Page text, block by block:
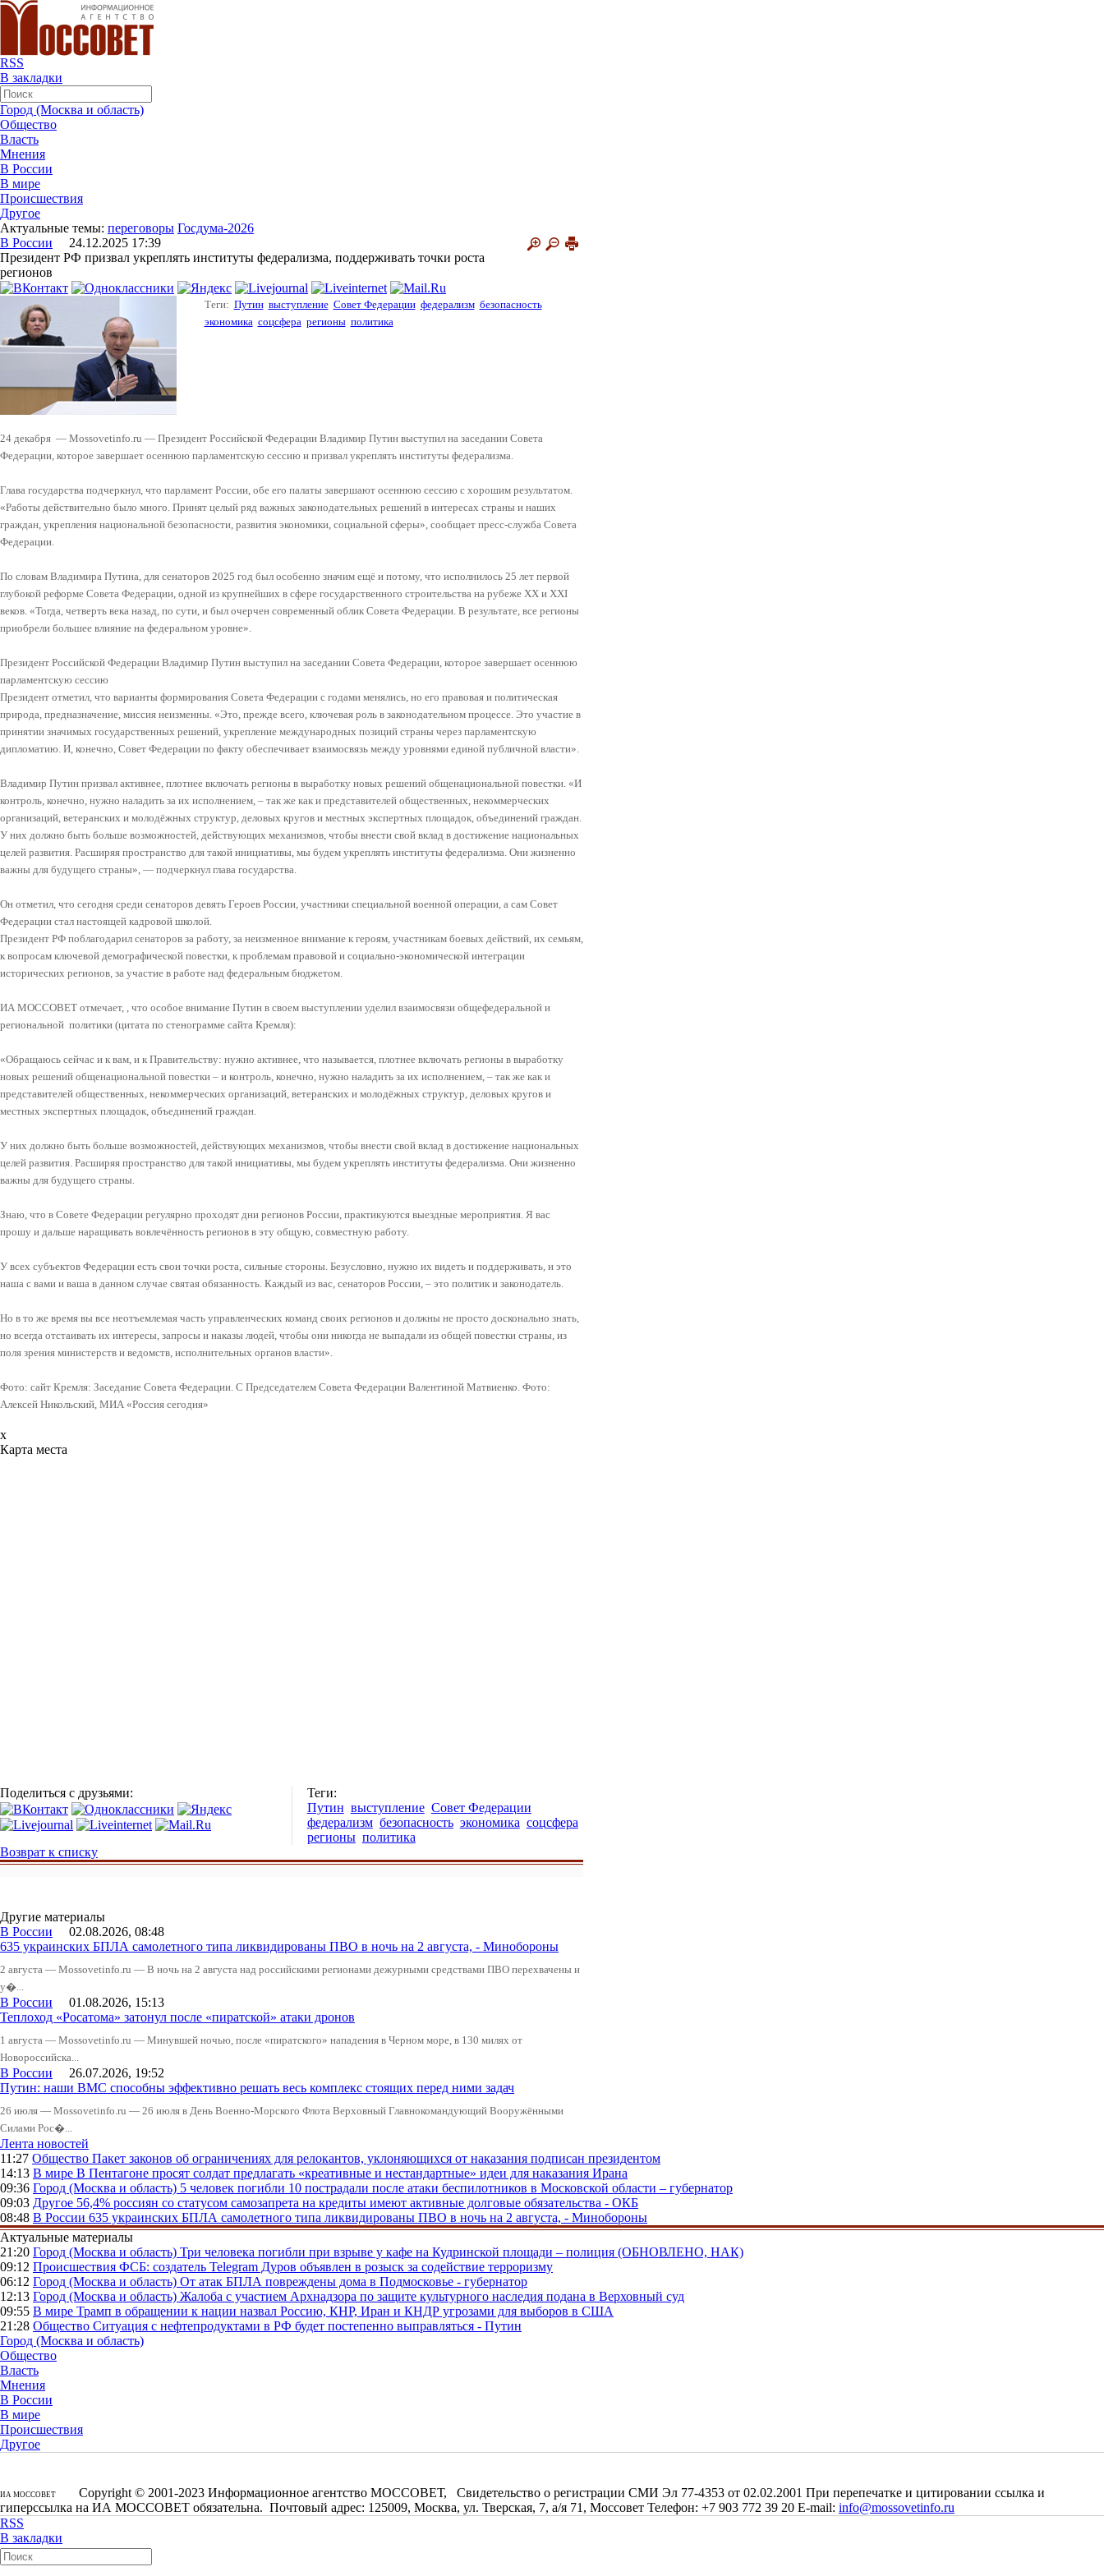
RSS
В закладки
Город (Москва и область)
Общество
Власть
Мнения
В России
В мире
Происшествия
Другое
Актуальные темы: переговоры Госдума-2026
В России 24.12.2025 17:39
Президент РФ призвал укреплять институты федерализма, поддерживать точки роста
регионов
Теги: Путин выступление Совет Федерации федерализм безопасность
экономика соцсфера регионы политика
24 декабря — Mossovetinfo.ru — Президент Российской Федерации Владимир Путин выступил на заседании Совета
Федерации, которое завершает осеннюю парламентскую сессию и призвал укреплять институты федерализма.
Глава государства подчеркнул, что парламент России, обе его палаты завершают осеннюю сессию с хорошим результатом.
«Работы действительно было много. Принят целый ряд важных законодательных решений в интересах страны и наших
граждан, укрепления национальной безопасности, развития экономики, социальной сферы», сообщает пресс-служба Совета
Федерации.
По словам Владимира Путина, для сенаторов 2025 год был особенно значим ещё и потому, что исполнилось 25 лет первой
глубокой реформе Совета Федерации, одной из крупнейших в сфере государственного строительства на рубеже XX и XXI
веков. «Тогда, четверть века назад, по сути, и был очерчен современный облик Совета Федерации. В результате, все регионы
приобрели большее влияние на федеральном уровне».
Президент Российской Федерации Владимир Путин выступил на заседании Совета Федерации, которое завершает осеннюю
парламентскую сессию
Президент отметил, что варианты формирования Совета Федерации с годами менялись, но его правовая и политическая
природа, предназначение, миссия неизменны. «Это, прежде всего, ключевая роль в законодательном процессе. Это участие в
принятии значимых государственных решений, укрепление международных позиций страны через парламентскую
дипломатию. И, конечно, Совет Федерации по факту обеспечивает взаимосвязь между уровнями единой публичной власти».
Владимир Путин призвал активнее, плотнее включать регионы в выработку новых решений общенациональной повестки. «И
контроль, конечно, нужно наладить за их исполнением, – так же как и представителей общественных, некоммерческих
организаций, ветеранских и молодёжных структур, деловых кругов и местных экспертных площадок, объединений граждан.
У них должно быть больше возможностей, действующих механизмов, чтобы внести свой вклад в достижение национальных
целей развития. Расширяя пространство для такой инициативы, мы будем укреплять институты федерализма. Они жизненно
важны для будущего страны», — подчеркнул глава государства.
Он отметил, что сегодня среди сенаторов девять Героев России, участники специальной военной операции, а сам Совет
Федерации стал настоящей кадровой школой.
Президент РФ поблагодарил сенаторов за работу, за неизменное внимание к героям, участникам боевых действий, их семьям,
к вопросам ключевой демографической повестки, к проблемам правовой и социально-экономической интеграции
исторических регионов, за участие в работе над федеральным бюджетом.
ИА МОССОВЕТ отмечает, , что особое внимание Путин в своем выступлении уделил взаимосвязи общефедеральной и
региональной политики (цитата по стенограмме сайта Кремля):
«Обращаюсь сейчас и к вам, и к Правительству: нужно активнее, что называется, плотнее включать регионы в выработку
новых решений общенациональной повестки – и контроль, конечно, нужно наладить за их исполнением, – так же как и
представителей общественных, некоммерческих организаций, ветеранских и молодёжных структур, деловых кругов и
местных экспертных площадок, объединений граждан.
У них должно быть больше возможностей, действующих механизмов, чтобы внести свой вклад в достижение национальных
целей развития. Расширяя пространство для такой инициативы, мы будем укреплять институты федерализма. Они жизненно
важны для будущего страны.
Знаю, что в Совете Федерации регулярно проходят дни регионов России, практикуются выездные мероприятия. Я вас
прошу и дальше наращивать вовлечённость регионов в эту общую, совместную работу.
У всех субъектов Федерации есть свои точки роста, сильные стороны. Безусловно, нужно их видеть и поддерживать, и это
наша с вами и ваша в данном случае святая обязанность. Каждый из вас, сенаторов России, – это политик и законодатель.
Но в то же время вы все неотъемлемая часть управленческих команд своих регионов и должны не просто досконально знать,
но всегда отстаивать их интересы, запросы и наказы людей, чтобы они никогда не выпадали из общей повестки страны, из
поля зрения министерств и ведомств, исполнительных органов власти».
Фото: сайт Кремля: Заседание Совета Федерации. С Председателем Совета Федерации Валентиной Матвиенко. Фото:
Алексей Никольский, МИА «Россия сегодня»
x
Карта места
Поделиться с друзьями:
Теги:
Путин выступление Совет Федерации
федерализм безопасность экономика соцсфера
регионы политика
Возврат к списку
Другие материалы
В России 02.08.2026, 08:48
635 украинских БПЛА самолетного типа ликвидированы ПВО в ночь на 2 августа, - Минобороны
2 августа — Mossovetinfo.ru — В ночь на 2 августа над российскими регионами дежурными средствами ПВО перехвачены и
у�...
В России 01.08.2026, 15:13
Теплоход «Росатома» затонул после «пиратской» атаки дронов
1 августа — Mossovetinfo.ru — Минувшей ночью, после «пиратского» нападения в Черном море, в 130 милях от
Новороссийска...
В России 26.07.2026, 19:52
Путин: наши ВМС способны эффективно решать весь комплекс стоящих перед ними задач
26 июля — Mossovetinfo.ru — 26 июля в День Военно-Морского Флота Верховный Главнокомандующий Вооружёнными
Силами Рос�...
Лента новостей
11:27 Общество Пакет законов об ограничениях для релокантов, уклоняющихся от наказания подписан президентом
14:13 В мире В Пентагоне просят солдат предлагать «креативные и нестандартные» идеи для наказания Ирана
09:36 Город (Москва и область) 5 человек погибли 10 пострадали после атаки беспилотников в Московской области – губернатор
09:03 Другое 56,4% россиян со статусом самозапрета на кредиты имеют активные долговые обязательства - ОКБ
08:48 В России 635 украинских БПЛА самолетного типа ликвидированы ПВО в ночь на 2 августа, - Минобороны
Актуальные материалы
21:20 Город (Москва и область) Три человека погибли при взрыве у кафе на Кудринской площади – полиция (ОБНОВЛЕНО, НАК)
09:12 Происшествия ФСБ: создатель Telegram Дуров объявлен в розыск за содействие терроризму
06:12 Город (Москва и область) От атак БПЛА повреждены дома в Подмосковье - губернатор
12:13 Город (Москва и область) Жалоба с участием Архнадзора по защите культурного наследия подана в Верховный суд
09:55 В мире Трамп в обращении к нации назвал Россию, КНР, Иран и КНДР угрозами для выборов в США
21:28 Общество Ситуация с нефтепродуктами в РФ будет постепенно выправляться - Путин
Город (Москва и область)
Общество
Власть
Мнения
В России
В мире
Происшествия
Другое
ИА МОССОВЕТ
Copyright © 2001-2023 Информационное агентство МОССОВЕТ, Свидетельство о регистрации СМИ Эл 77-4353 от 02.02.2001 При перепечатке и цитировании ссылка и
гиперссылка на ИА МОССОВЕТ обязательна. Почтовый адрес: 125009, Москва, ул. Тверская, 7, а/я 71, Моссовет Телефон: +7 903 772 39 20 E-mail: info@mossovetinfo.ru
RSS
В закладки